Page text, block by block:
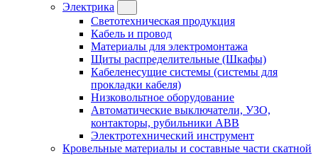
Электрика
Светотехническая продукция
Кабель и провод
Материалы для электромонтажа
Щиты распределительные (Шкафы)
Кабеленесущие системы (системы для
прокладки кабеля)
Низковольтное оборудование
Автоматические выключатели, УЗО,
контакторы, рубильники ABB
Электротехнический инструмент
Кровельные материалы и составные части скатной